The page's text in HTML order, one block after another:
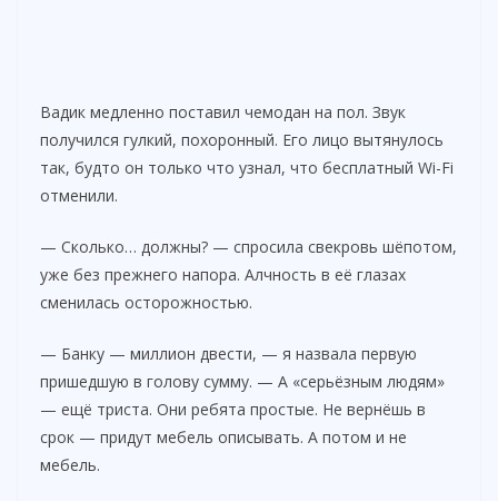
Вадик медленно поставил чемодан на пол. Звук
получился гулкий, похоронный. Его лицо вытянулось
так, будто он только что узнал, что бесплатный Wi-Fi
отменили.
— Сколько… должны? — спросила свекровь шёпотом,
уже без прежнего напора. Алчность в её глазах
сменилась осторожностью.
— Банку — миллион двести, — я назвала первую
пришедшую в голову сумму. — А «серьёзным людям»
— ещё триста. Они ребята простые. Не вернёшь в
срок — придут мебель описывать. А потом и не
мебель.